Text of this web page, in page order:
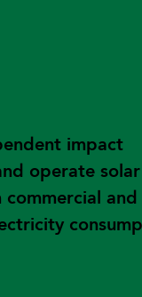
impact
operate
and